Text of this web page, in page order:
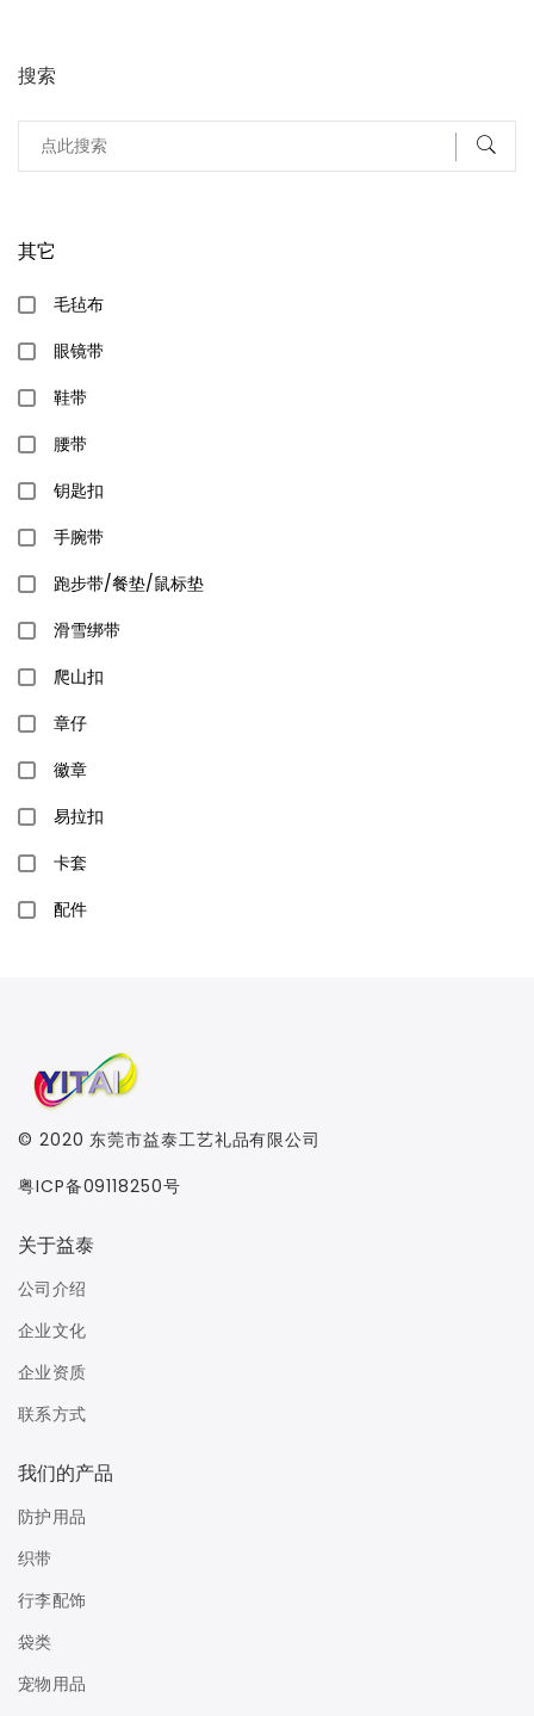
搜索
其它
毛毡布
眼镜带
鞋带
腰带
钥匙扣
手腕带
跑步带/餐垫/鼠标垫
滑雪绑带
爬山扣
章仔
徽章
易拉扣
卡套
配件
© 2020东莞市益泰工艺礼品有限公司
粤ICP备09118250号
关于益泰
公司介绍
企业文化
企业资质
联系方式
我们的产品
防护用品
织带
行李配饰
袋类
宠物用品